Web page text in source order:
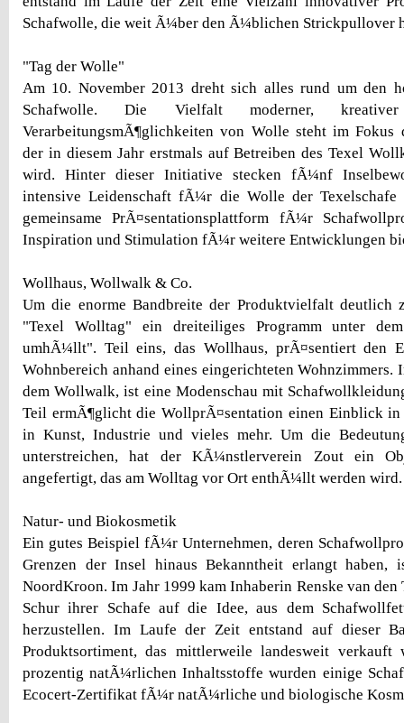
Schafwolle, die weit Ã¼ber den Ã¼blichen Strickpullover
"Tag der Wolle"
Am 10. November 2013 dreht sich alles rund um den
Schafwolle. Die Vielfalt moderner,
VerarbeitungsmÃ¶glichkeiten von Wolle steht im Fokus
der in diesem Jahr erstmals auf Betreiben des Texel
wird. Hinter dieser Initiative stecken fÃ¼nf
intensive Leidenschaft fÃ¼r die Wolle der
gemeinsame PrÃ¤sentationsplattform fÃ¼r
Inspiration und Stimulation fÃ¼r weitere Entwicklungen
Wollhaus, Wollwalk & Co.
Um die enorme Bandbreite der Produktvielfalt deutlich
"Texel Wolltag" ein dreiteiliges Programm unter
umhÃ¼llt". Teil eins, das Wollhaus, prÃ¤sentiert den
Wohnbereich anhand eines eingerichteten Wohnzimmers.
dem Wollwalk, ist eine Modenschau mit
Teil ermÃ¶glicht die WollprÃ¤sentation einen Einblick in
in Kunst, Industrie und vieles mehr. Um die
unterstreichen, hat der KÃ¼nstlerverein Zout ein
angefertigt, das am Wolltag vor Ort enthÃ¼llt werden wird.
Natur- und Biokosmetik
Ein gutes Beispiel fÃ¼r Unternehmen, deren
Grenzen der Insel hinaus Bekanntheit erlangt haben,
NoordKroon. Im Jahr 1999 kam Inhaberin Renske van den
Schur ihrer Schafe auf die Idee, aus dem
herzustellen. Im Laufe der Zeit entstand auf dieser
Produktsortiment, das mittlerweile landesweit
prozentig natÃ¼rlichen Inhaltsstoffe wurden einige
Ecocert-Zertifikat fÃ¼r natÃ¼rliche und biologische